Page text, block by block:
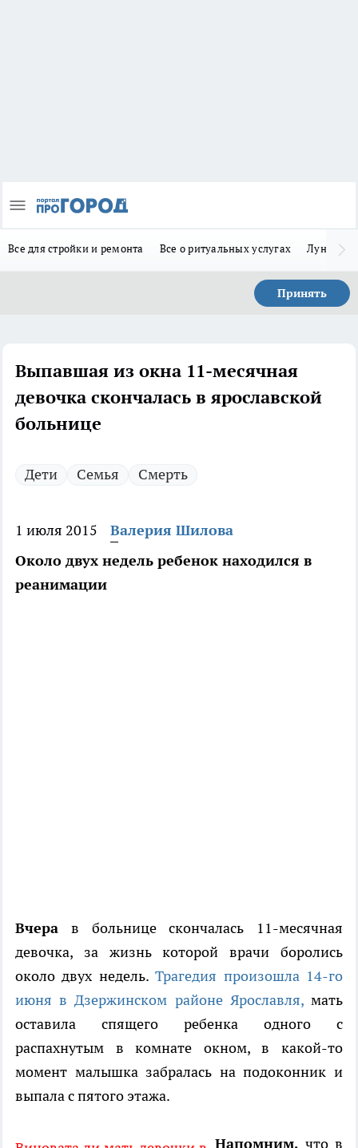
Все для стройки и ремонта Все о ритуальных услугах Лунно-
Принять
Выпавшая из окна 11-месячная
девочка скончалась в ярославской
больнице
Дети Семья Смерть
1 июля 2015
Валерия Шилова
Около двух недель ребенок находился в
реанимации
Вчера в больнице скончалась 11-месячная
девочка, за жизнь которой врачи боролись
около двух недель.Трагедия произошла 14-го
июня в Дзержинском районе Ярославля,мать
оставила спящего ребенка одного с
распахнутым в комнате окном, в какой-то
момент малышка забралась на подоконник и
выпала с пятого этажа.
Напомним, что в